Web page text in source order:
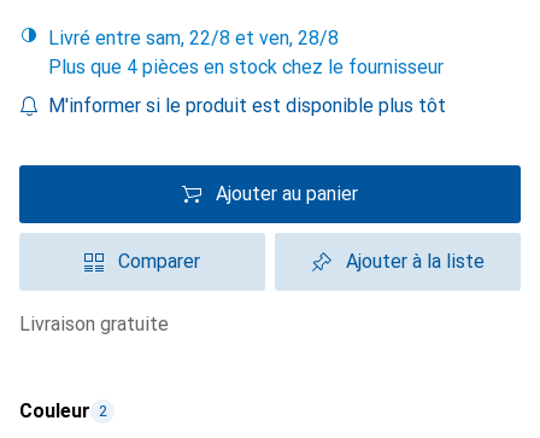
Livré entre sam, 22/8 et ven, 28/8
Plus que 4 pièces en stock chez le fournisseur
M'informer si le produit est disponible plus tôt
Ajouter au panier
Comparer Ajouter à la liste
livraison gratuite
Couleur 2